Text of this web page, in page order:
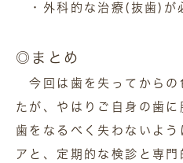
・外科的な治療(抜歯)が
◎まとめ
今回は歯を失ってからの
たが、やはりご自身の歯に
歯をなるべく失わないよ
アと、定期的な検診と専